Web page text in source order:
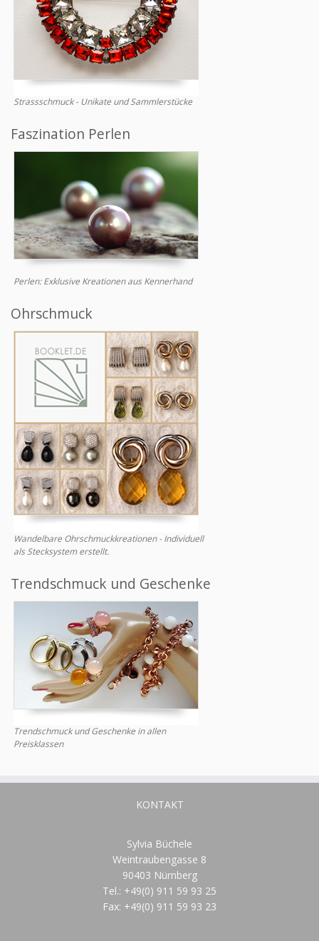
Strassschmuck - Unikate und Sammlerstücke
Faszination Perlen
Perlen: Exklusive Kreationen aus Kennerhand
Ohrschmuck
Wandelbare Ohrschmuckkreationen - Individuell
als Stecksystem erstellt.
Trendschmuck und Geschenke
Trendschmuck und Geschenke in allen
Preisklassen
KONTAKT
Sylvia Büchele
Weintraubengasse 8
90403 Nürnberg
Tel.: +49(0) 911 59 93 25
Fax: +49(0) 911 59 93 23